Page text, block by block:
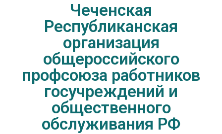
Чеченская
Республиканская
организация
общероссийского
профсоюза работников
госучреждений и
общественного
обслуживания РФ